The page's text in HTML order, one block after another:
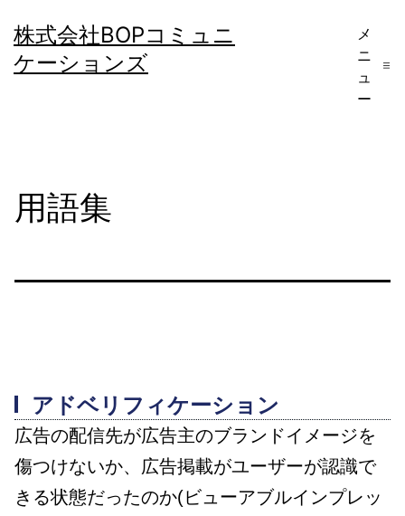
ン
テ
株式会社BOPコミュニ
ケーションズ
メ
ニ
ュ
ー
用語集
アドベリフィケーション
広告の配信先が広告主のブランドイメージを
傷つけないか、広告掲載がユーザーが認識で
きる状態だったのか(ビューアブルインプレッ